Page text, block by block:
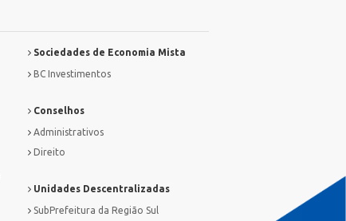
Sociedades de Economia Mista
BC Investimentos
Conselhos
Administrativos
Direito
Unidades Descentralizadas
SubPrefeitura da Região Sul